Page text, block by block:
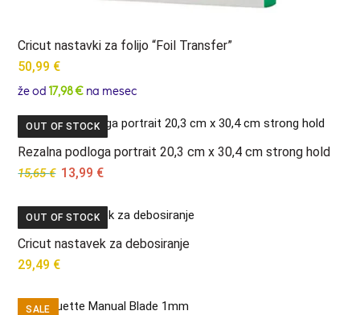
Cricut nastavki za folijo “Foil Transfer”
50,99 €
že od17,98 € na mesec
OUT OF STOCK
Rezalna podloga portrait 20,3 cm x 30,4 cm strong hold
15,65€ Original
was:
15,65 €.
13,99 €Current
is:
13,99 €.
OUT OF STOCK
Cricut nastavek za debosiranje
29,49 €
SALE